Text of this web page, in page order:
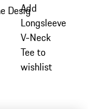
items
Design Polo & t-
Add
Longsleeve
V-Neck
Tee to
wishlist